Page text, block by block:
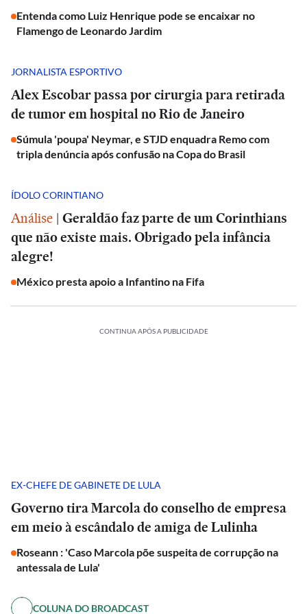
Entenda como Luiz Henrique pode se encaixar no
Flamengo de Leonardo Jardim
JORNALISTA ESPORTIVO
Alex Escobar passa por cirurgia para retirada
de tumor em hospital no Rio de Janeiro
Súmula 'poupa' Neymar, e STJD enquadra Remo com
tripla denúncia após confusão na Copa do Brasil
ÍDOLO CORINTIANO
Análise | Geraldão faz parte de um Corinthians
que não existe mais. Obrigado pela infância
alegre!
México presta apoio a Infantino na Fifa
CONTINUA APÓS A PUBLICIDADE
EX-CHEFE DE GABINETE DE LULA
Governo tira Marcola do conselho de empresa
em meio à escândalo de amiga de Lulinha
Roseann : 'Caso Marcola põe suspeita de corrupção na
antessala de Lula'
COLUNA DO BROADCAST